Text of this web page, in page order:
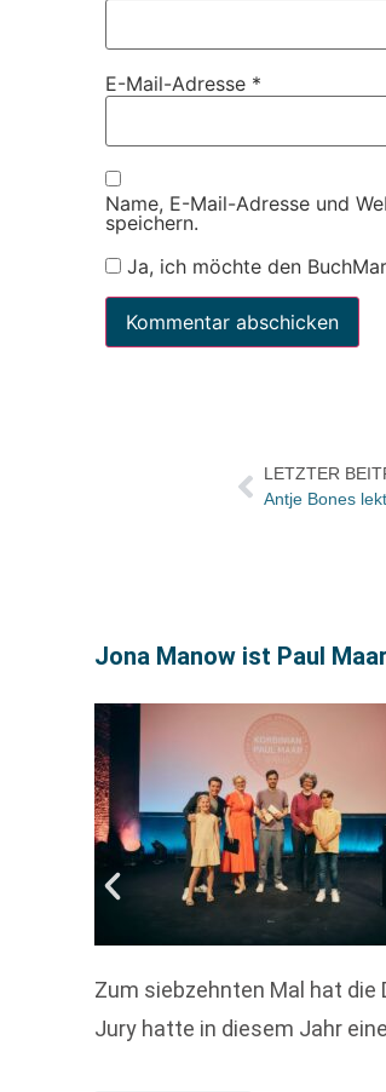
E-Mail-Adresse *
Name, E-Mail-Adresse und
speichern.
Ja, ich möchte den
LETZTER
Antje Bones
Jona Manow ist Paul
Zum siebzehnten Mal hat die
Jury hatte in diesem Jahr